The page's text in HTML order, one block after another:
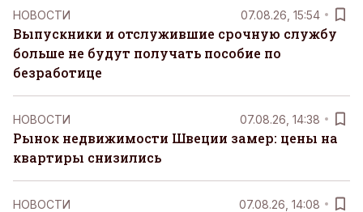
НОВОСТИ 07.08.26, 15:54
Выпускники и отслужившие срочную службу
больше не будут получать пособие по
безработице
НОВОСТИ 07.08.26, 14:38
Рынок недвижимости Швеции замер: цены на
квартиры снизились
НОВОСТИ 07.08.26, 14:08